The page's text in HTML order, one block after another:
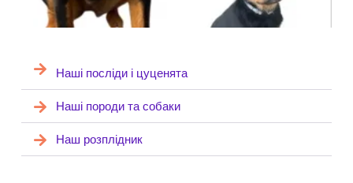
Наші посліди і цуценята
Наші породи та собаки
Наш розплідник